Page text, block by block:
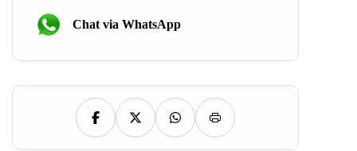
Chat via WhatsApp